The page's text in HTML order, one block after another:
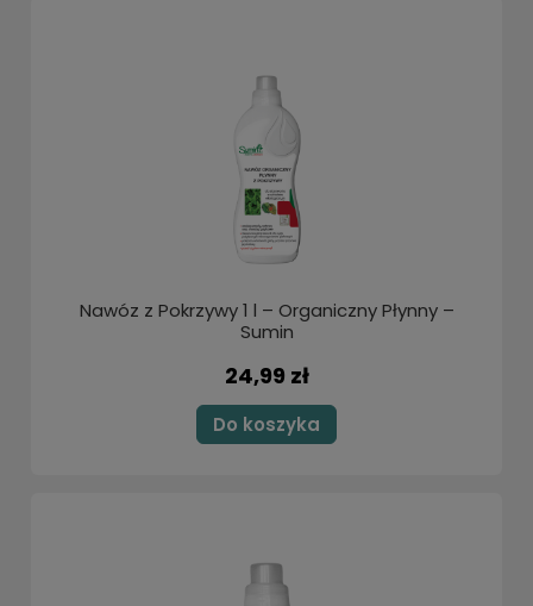
Nawóz z Pokrzywy 1 l – Organiczny Płynny –
Sumin
24,99 zł
Do koszyka